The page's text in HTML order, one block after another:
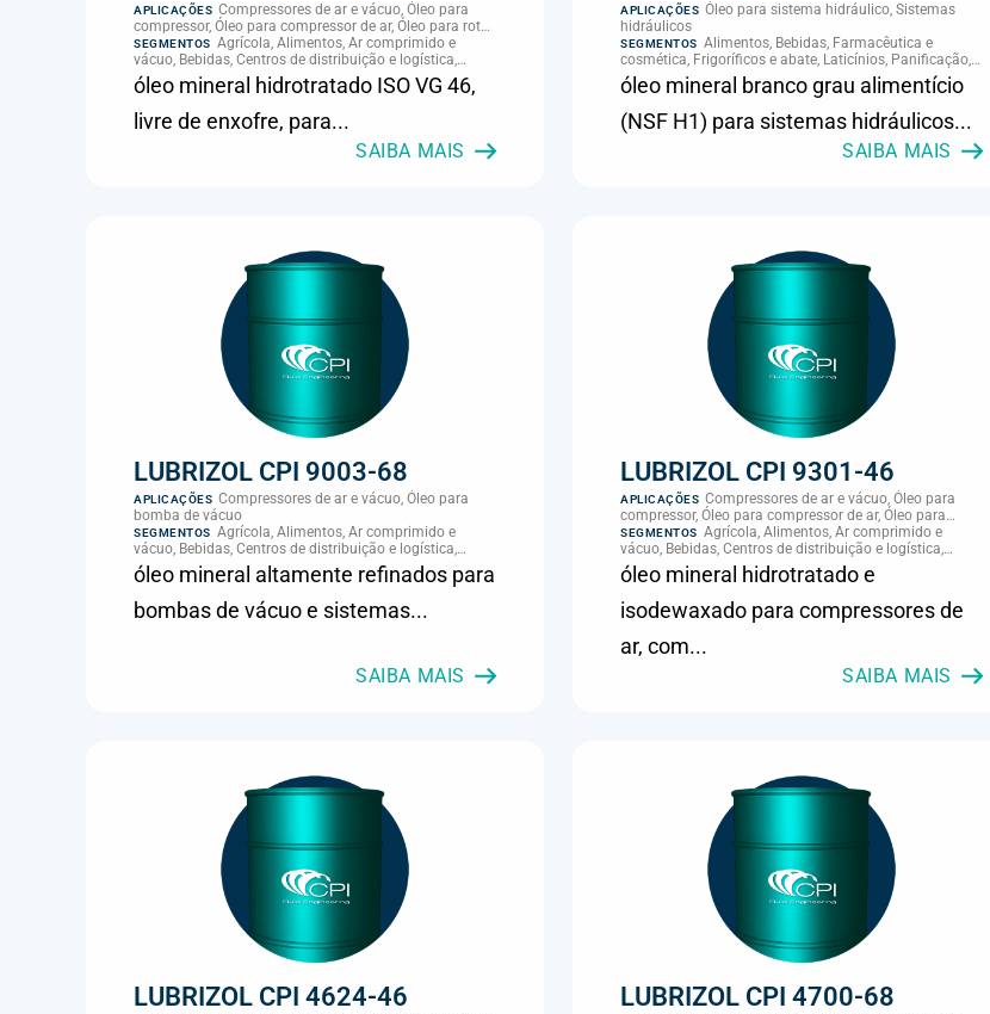
APLICAÇÕES Compressores de ar e vácuo, Óleo para
compressor, Óleo para compressor de ar, Óleo para rotor
de compressor, Refrigeração, climatização e
compressores
SEGMENTOS Agrícola, Alimentos, Ar comprimido e
vácuo, Bebidas, Centros de distribuição e logística,
Cimento, Climatização e HVAC, Data center,
Eletroeletrônica, Embalagens e latas, Energia (geração),
Eólico, Farmacêutica e cosmética, Frigoríficos e abate,
Laticínios, Madeira e móveis, Metalmecânica, Metalurgia
e fundição, Mineração, MRO e manutenção industrial,
Naval e portuário, Panificação, Papel e celulose,
óleo mineral hidrotratado ISO VG 46,
livre de enxofre, para...
SAIBA MAIS
APLICAÇÕES Óleo para sistema hidráulico, Sistemas
hidráulicos
SEGMENTOS Alimentos, Bebidas, Farmacêutica e
cosmética, Frigoríficos e abate, Laticínios, Panificação,
Supermercados e refrigeração comercial
óleo mineral branco grau alimentício
(NSF H1) para sistemas hidráulicos...
SAIBA MAIS
LUBRIZOL CPI 9003-68
APLICAÇÕES Compressores de ar e vácuo, Óleo para
bomba de vácuo
SEGMENTOS Agrícola, Alimentos, Ar comprimido e
vácuo, Bebidas, Centros de distribuição e logística,
Cimento, Climatização e HVAC, Data center,
Eletroeletrônica, Embalagens e latas, Energia (geração),
Eólico, Farmacêutica e cosmética, Frigoríficos e abate,
Laticínios, Madeira e móveis, Metalmecânica, Metalurgia
Petróleo e gás, Pintura industrial, Plásticos e borracha,
Química e petroquímica, Refrigeração industrial,
óleo mineral altamente refinados para
bombas de vácuo e sistemas...
SAIBA MAIS
LUBRIZOL CPI 9301-46
APLICAÇÕES Compressores de ar e vácuo, Óleo para
compressor, Óleo para compressor de ar, Óleo para
palheta de compressor, Refrigeração, climatização e
compressores
SEGMENTOS Agrícola, Alimentos, Ar comprimido e
vácuo, Bebidas, Centros de distribuição e logística,
Cimento, Climatização e HVAC, Data center,
Eletroeletrônica, Embalagens e latas, Energia (geração),
Eólico, Farmacêutica e cosmética, Frigoríficos e abate,
Laticínios, Madeira e móveis, Metalmecânica, Metalurgia
Naval e portuário, Panificação, Papel e celulose,
Petróleo e gás, Pintura industrial, Plásticos e borracha,
Química e petroquímica, Refrigeração industrial,
óleo mineral hidrotratado e
isodewaxado para compressores de
ar, com...
SAIBA MAIS
LUBRIZOL CPI 4624-46 LUBRIZOL CPI 4700-68